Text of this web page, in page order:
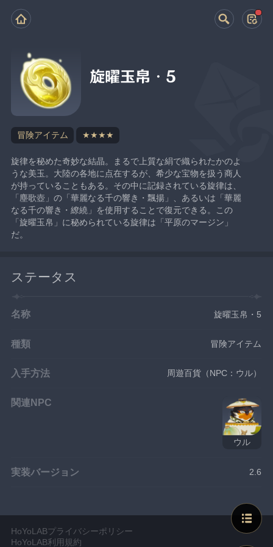
旋曜玉帛・5
冒険アイテム ★★★★
旋律を秘めた奇妙な結晶。まるで上質な絹で織られたかのよ
うな美玉。大陸の各地に点在するが、希少な宝物を扱う商人
が持っていることもある。その中に記録されている旋律は、
「塵歌壺」の「華麗なる千の響き・飄揚」、あるいは「華麗
なる千の響き・繚繞」を使用することで復元できる。この
「旋曜玉帛」に秘められている旋律は「平原のマージン」
だ。
ステータス
名称 旋曜玉帛・5
種類 冒険アイテム
入手方法 周遊百貨（NPC：ウル）
関連NPC
ウル
実装バージョン 2.6
HoYoLABプライバシーポリシー
HoYoLAB利用規約